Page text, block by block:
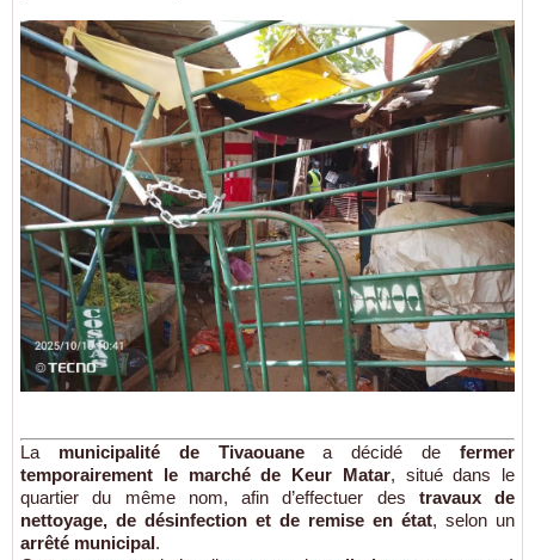
La municipalité de Tivaouanea décidé defermer
temporairement le marché de Keur Matar, situé dans le
quartier du même nom, afin d’effectuer des travaux de
nettoyage, de désinfection et de remise en état, selon un
arrêté municipal.